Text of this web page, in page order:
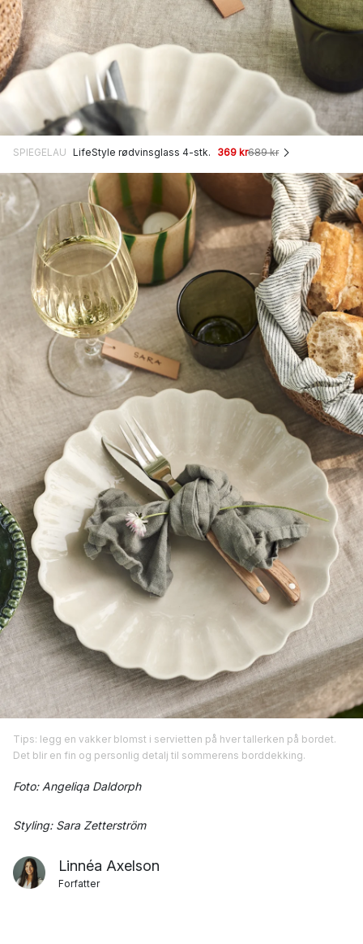
SPIEGELAU LifeStyle rødvinsglass 4-stk. 369 kr689 kr
Tips: legg en vakker blomst i servietten på hver tallerken på bordet.
Det blir en fin og personlig detalj til sommerens borddekking.
Foto: Angeliqa Daldorph
Styling: Sara Zetterström
Linnéa Axelson
Forfatter